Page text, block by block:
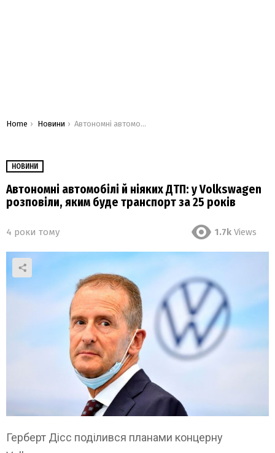
You are here:
Home Новини Автономні автомобілі й ніяких ДТП: у Volkswagen розповіли, яким буде транспорт за 25 років
НОВИНИ
Автономні автомобілі й ніяких ДТП: у Volkswagen
розповіли, яким буде транспорт за 25 років
4 роки тому 1.7k Views
Герберт Дісс поділився планами концерну